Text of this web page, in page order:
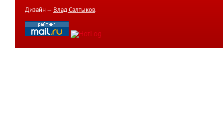
Дизайн — Влад Салтыков.